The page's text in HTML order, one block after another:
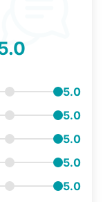
5.0
5.0
5.0
5.0
5.0